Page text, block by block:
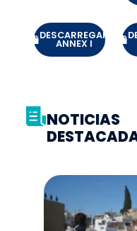
DESCARREGAR
ANNEX I
NOTICIAS